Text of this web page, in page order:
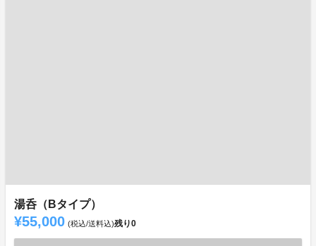
湯呑（Bタイプ）
¥55,000 (税込/送料込)残り0